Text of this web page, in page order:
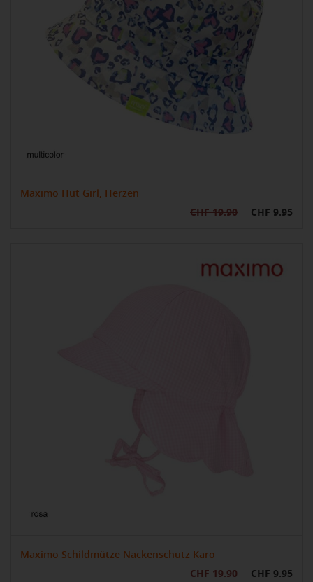
Maximo Hut Girl, Herzen
CHF 19.90
CHF 9.95
Maximo Schildmütze Nackenschutz Karo
CHF 19.90
CHF 9.95